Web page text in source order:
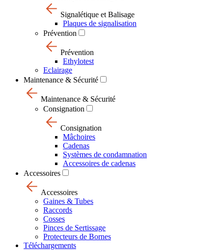
Signalétique et Balisage
Plaques de signalisation
Prévention
Prévention
Ethylotest
Eclairage
Maintenance & Sécurité
Maintenance & Sécurité
Consignation
Consignation
Mâchoires
Cadenas
Systèmes de condamnation
Accessoires de cadenas
Accessoires
Accessoires
Gaines & Tubes
Raccords
Cosses
Pinces de Sertissage
Protecteurs de Bornes
Téléchargements